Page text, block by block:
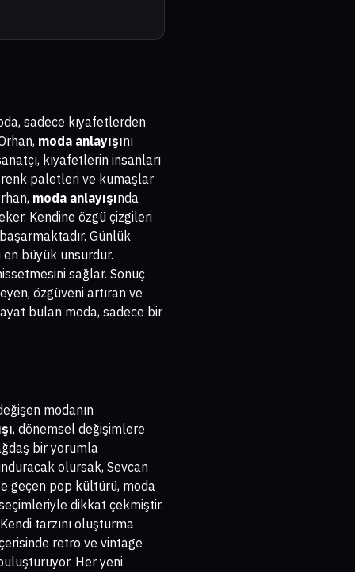
sadece kıyafetlerden
moda anlayışını
kıyafetlerin insanları
renk paletleri ve kumaşlar
moda anlayışında
Kendine özgü çizgileri
Günlük
en büyük unsurdur.
sağlar. Sonuç
özgüveni artıran ve
bulan moda, sadece bir
modanın
, dönemsel değişimlere
bir yorumla
olursak, Sevcan
geçen pop kültürü, moda
dikkat çekmiştir.
tarzını oluşturma
retro ve vintage
Her yeni